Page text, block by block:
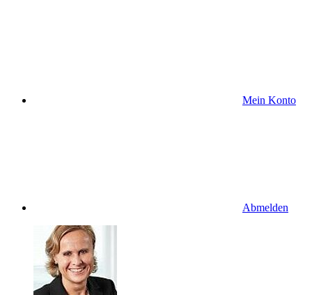
Mein Konto
Abmelden